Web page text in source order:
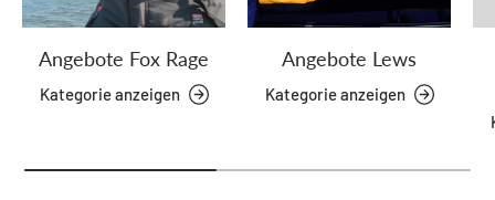
Angebote Fox Rage
Kategorie anzeigen
Angebote Lews
Kategorie anzeigen